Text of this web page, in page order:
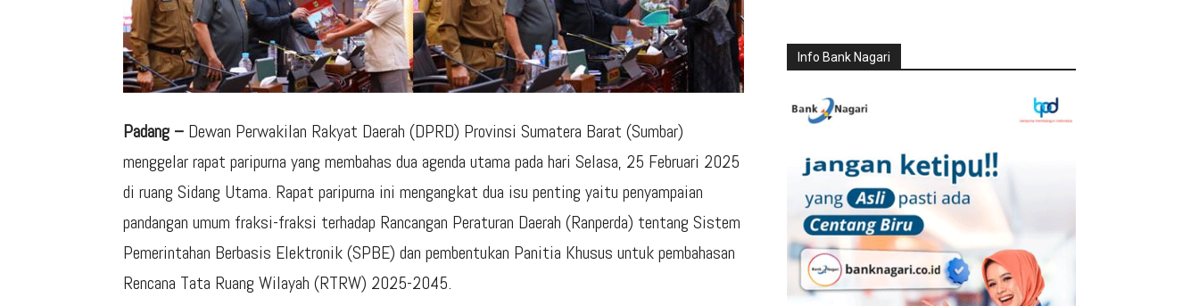
Padang – Dewan Perwakilan Rakyat Daerah (DPRD) Provinsi Sumatera Barat (Sumbar)
menggelar rapat paripurna yang membahas dua agenda utama pada hari Selasa, 25 Februari 2025
di ruang Sidang Utama. Rapat paripurna ini mengangkat dua isu penting yaitu penyampaian
pandangan umum fraksi-fraksi terhadap Rancangan Peraturan Daerah (Ranperda) tentang Sistem
Pemerintahan Berbasis Elektronik (SPBE) dan pembentukan Panitia Khusus untuk pembahasan
Rencana Tata Ruang Wilayah (RTRW) 2025-2045.
Info Bank Nagari